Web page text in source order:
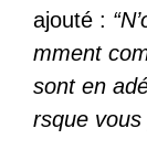
ajouté :
mment
sont en
rsque vous